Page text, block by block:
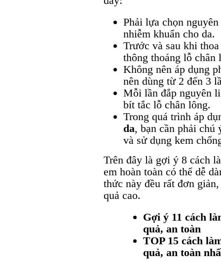
Phải lựa chọn
nhiễm khuẩn cho da.
Trước và sau khi
thông thoáng lỗ chân
Không nên áp dụng
nên dùng từ 2 đến 3
Mỗi lần đắp nguyên
bít tắc lỗ chân lông.
Trong quá trình áp
da, bạn cần phải chú
và sử dụng kem
Trên đây là gợi ý 8 cách
em hoàn toàn có thể dễ
thức này đều rất đơn
quả cao.
Gợi ý 11 cách
quả, an toàn
TOP 15 cách
quả, an toàn